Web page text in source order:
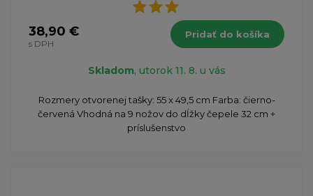
38,90 €
s DPH
Pridať do košíka
Skladom, utorok 11. 8. u vás
Rozmery otvorenej tašky: 55 x 49,5 cm Farba: čierno-
červená Vhodná na 9 nožov do dĺžky čepele 32 cm +
príslušenstvo